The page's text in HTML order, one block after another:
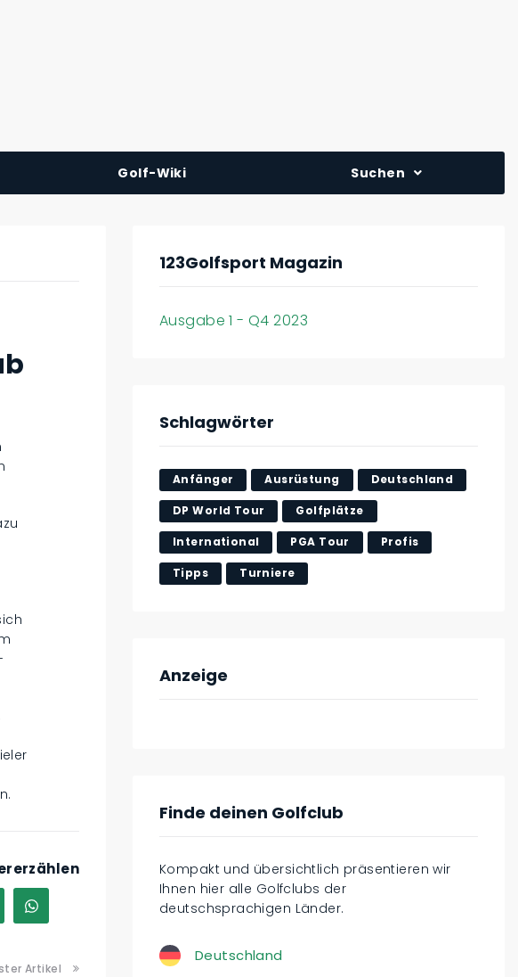
Golf-Wiki Suchen
Artikel
123Golfsport Magazin
Ausgabe 1 - Q4 2023
Schlagwörter
Anfänger Ausrüstung Deutschland
DP World Tour Golfplätze
International PGA Tour Profis
Tipps Turniere
Anzeige
Finde deinen Golfclub
Kompakt und übersichtlich präsentieren wir
Ihnen hier alle Golfclubs der
deutschsprachigen Länder.
Deutschland